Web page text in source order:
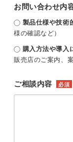
お問い合わせ内
製品仕様や技術
様の確認など）
購入方法や導入
販売店のご案内、
ご相談内容 必須